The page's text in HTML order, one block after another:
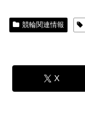
競輪関連情報
X